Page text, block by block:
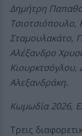
Δημήτρη
Σταμουλακάτο,
Αλέξανδρο
Κιουρκτσόγλου,
Αλεξανδράκη.
Κωμωδία 2026,
Τρεις